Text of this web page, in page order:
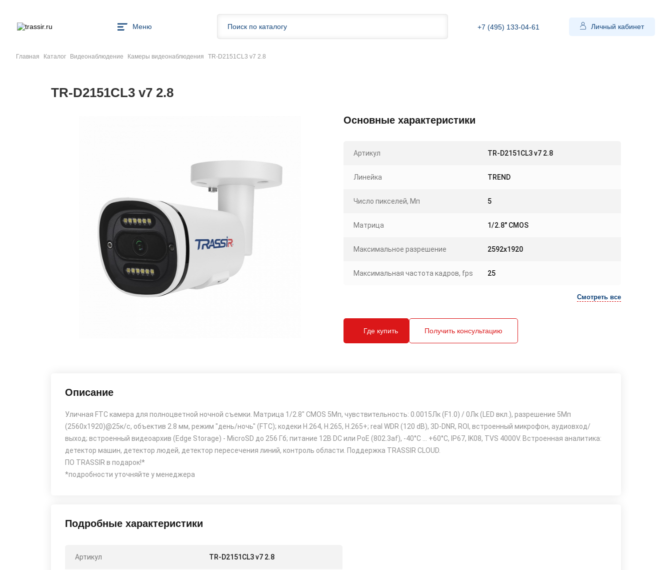
Меню +7 (495) 133-04-61 Личный кабинет
Главная Каталог Видеонаблюдение Камеры видеонаблюдения TR-D2151CL3 v7 2.8
TR-D2151CL3 v7 2.8
Основные характеристики
Артикул TR-D2151CL3 v7 2.8
Линейка TREND
Число пикселей, Мп 5
Матрица 1/2.8" CMOS
Максимальное разрешение 2592x1920
Максимальная частота кадров, fps 25
Смотреть все
Где купить Получить консультацию
Описание
Уличная FTC камера для полноцветной ночной съемки. Матрица 1/2.8" CMOS 5Мп, чувствительность: 0.0015Лк (F1.0) / 0Лк (LED вкл.), разрешение 5Мп
(2560x1920)@25к/с, объектив 2.8 мм, режим "день/ночь" (FTC); кодеки H.264, H.265, H.265+; real WDR (120 dB), 3D-DNR, ROI, встроенный микрофон, аудиовход/
выход; встроенный видеоархив (Edge Storage) - MicroSD до 256 Гб; питание 12В DC или PoE (802.3af), -40°C ... +60°C, IP67, IK08, TVS 4000V. Встроенная аналитика:
детектор машин, детектор людей, детектор пересечения линий, контроль области. Поддержка TRASSIR CLOUD.
ПО TRASSIR в подарок!*
*подробности уточняйте у менеджера
Подробные характеристики
Артикул TR-D2151CL3 v7 2.8